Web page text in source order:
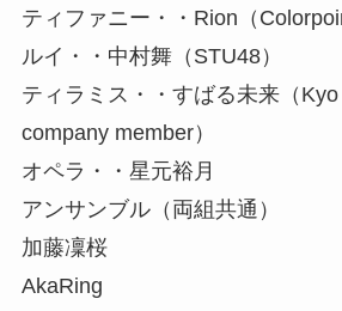
ティファニー・・Rion（
ルイ・・中村舞（STU48）
ティラミス・・すばる未来（
company member）
オペラ・・星元裕月
アンサンブル（両組共通）
加藤凜桜
AkaRing